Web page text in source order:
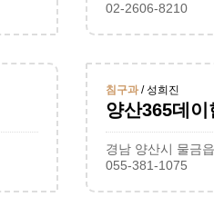
02-2606-8210
침구과/ 성희진
양산365데이
경남 양산시 물금
055-381-1075